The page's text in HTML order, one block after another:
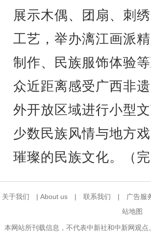
展示木偶、团扇、刺
工艺，举办漓江画派
制作、民族服饰体验
众近距离感受广西非
外开放区域进行小型
少数民族风情与地方
璀璨的民族文化。（完
关于我们 | About us | 联系我们 | 广告服
站地图
本网站所刊载信息，不代表中新社和中新网观